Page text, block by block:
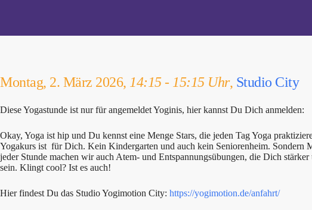
Montag, 2. März 2026, 14:15 - 15:15 Uhr, Studio City
Diese Yogastunde ist nur für angemeldet Yoginis, hier kannst Du Dich anmelden:
Okay, Yoga ist hip und Du kennst eine Menge Stars, die jeden Tag Yoga
Yogakurs ist für Dich. Kein Kindergarten und auch kein Seniorenheim. Sondern
jeder Stunde machen wir auch Atem- und Entspannungsübungen, die Dich
sein. Klingt cool? Ist es auch!
Hier findest Du das Studio Yogimotion City: https://yogimotion.de/anfahrt/